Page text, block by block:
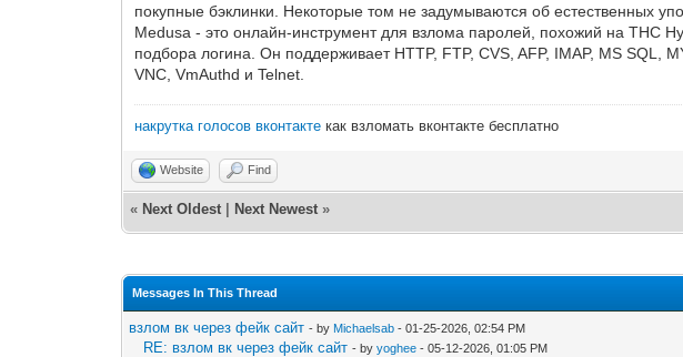
покупные бэклинки. Некоторые том не задумываются об естественных
Medusa - это онлайн-инструмент для взлома паролей, похожий на THC
подбора логина. Он поддерживает HTTP, FTP, CVS, AFP, IMAP, MS SQL,
VNC, VmAuthd и Telnet.
накрутка голосов вконтакте как взломать вконтакте бесплатно
Website Find
« Next Oldest Next Newest »
Messages In This Thread
взлом вк через фейк сайт - by Michaelsab - 01-25-2026, 02:54 PM
RE: взлом вк через фейк сайт - byyoghee - 05-12-2026, 01:05 PM